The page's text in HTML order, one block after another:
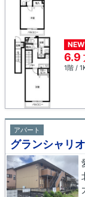
NEW
6.9
1階 /
アパート
グランシャリオ